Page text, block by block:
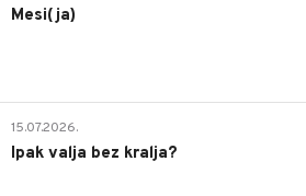
Mesi(ja)
15.07.2026.
Ipak valja bez kralja?